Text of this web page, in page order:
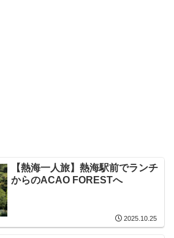
【熱海一人旅】熱海駅前でランチ
からのACAO FORESTへ
2025.10.25